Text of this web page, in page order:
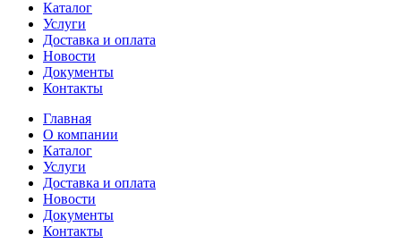
Каталог
Услуги
Доставка и оплата
Новости
Документы
Контакты
Главная
О компании
Каталог
Услуги
Доставка и оплата
Новости
Документы
Контакты